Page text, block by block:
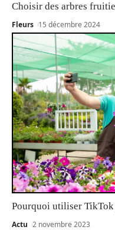
Choisir des arbres
Fleurs 15 décembre 2024
Pourquoi utiliser
Actu 2 novembre 2023